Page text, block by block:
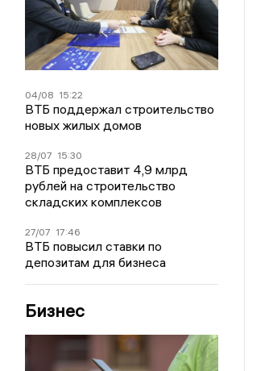
04/08 15:22
ВТБ поддержал строительство
новых жилых домов
28/07 15:30
ВТБ предоставит 4,9 млрд
рублей на строительство
складских комплексов
27/07 17:46
ВТБ повысил ставки по
депозитам для бизнеса
Бизнес